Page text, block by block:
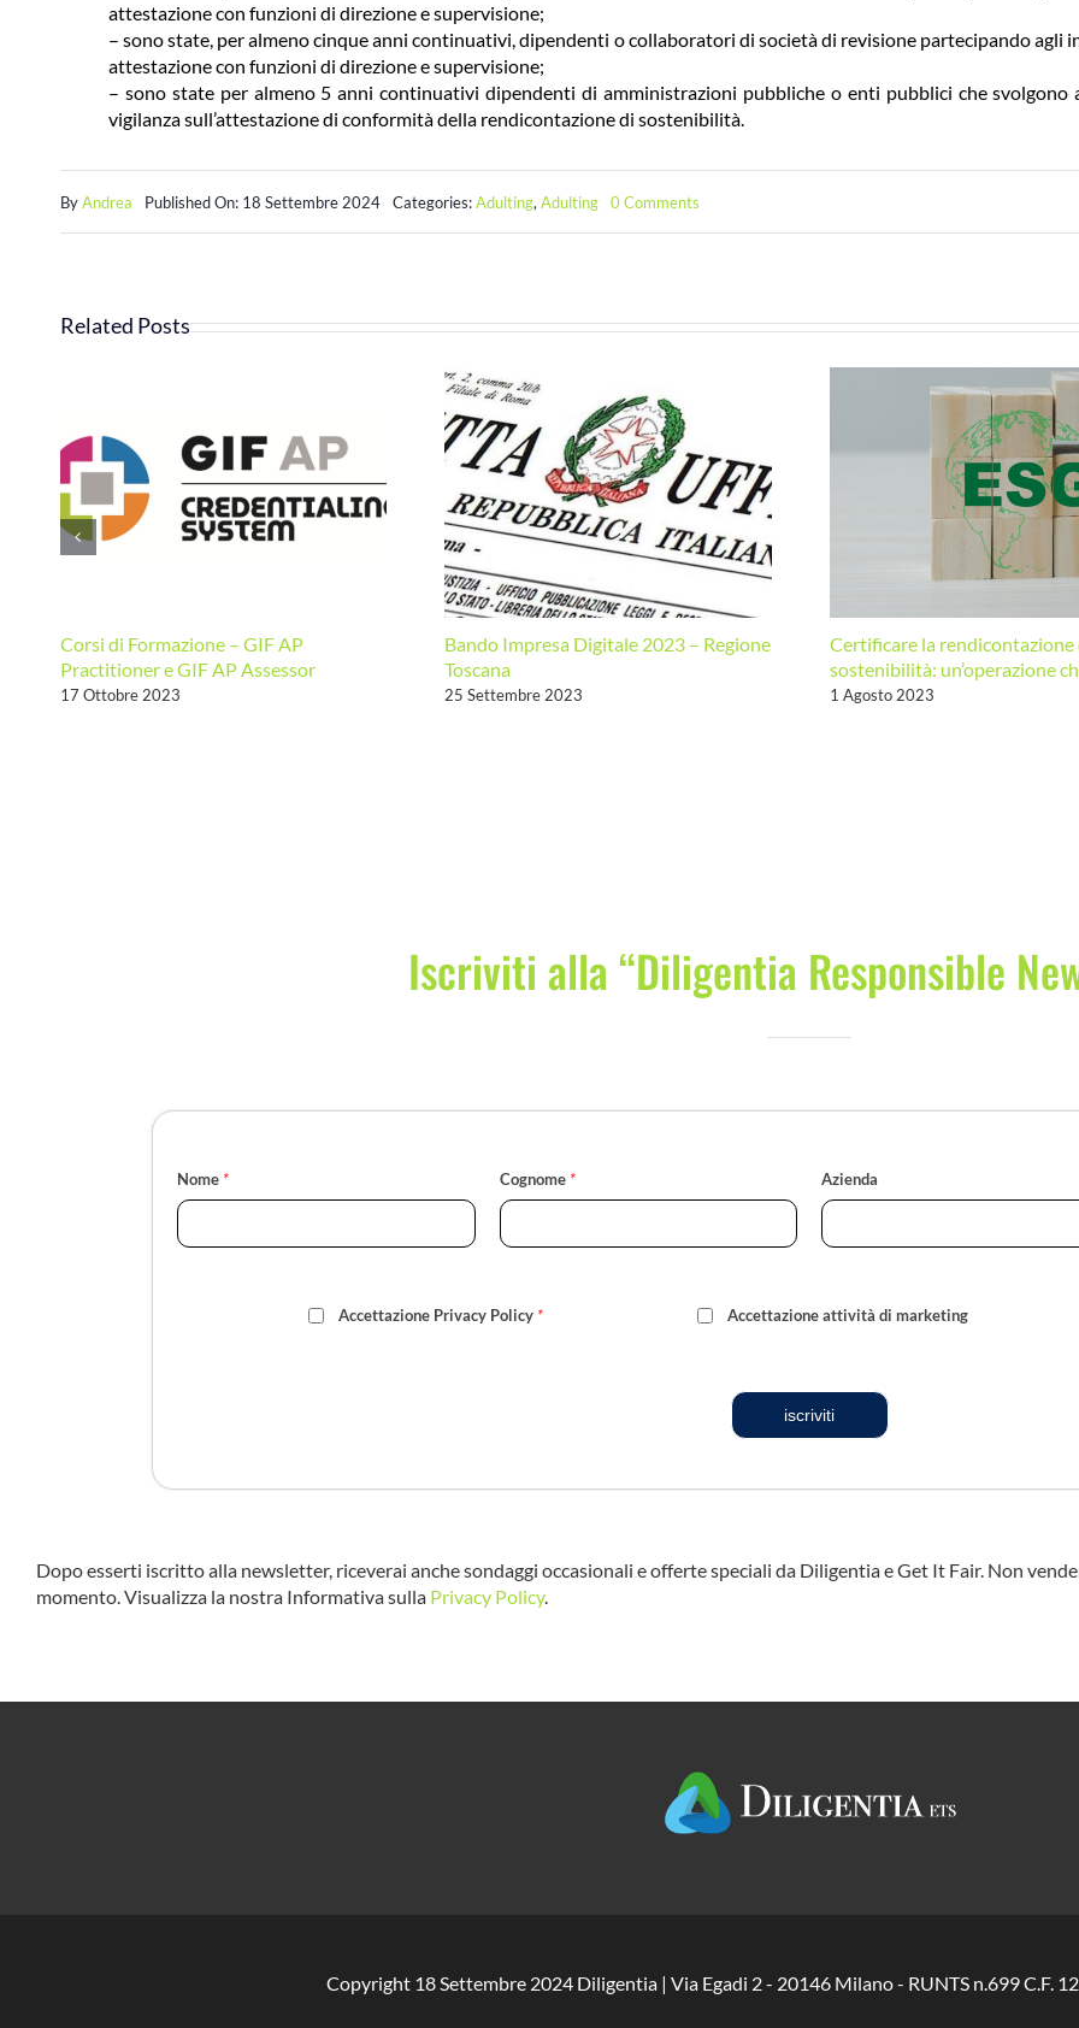
attestazione con funzioni di direzione e supervisione;
– sono state, per almeno cinque anni continuativi, dipendenti o collaboratori di società di revisione partecipando agli
attestazione con funzioni di direzione e supervisione;
– sono state per almeno 5 anni continuativi dipendenti di amministrazioni pubbliche o enti pubblici che svolgono
vigilanza sull’attestazione di conformità della rendicontazione di sostenibilità.
ByAndrea Published On: 18 Settembre 2024 Categories:Adulting, Adulting 0 Commentson
–
passo
Related Posts
Corsi di Formazione – GIF AP
Practitioner e GIF AP Assessor
17 Ottobre 2023
Bando Impresa Digitale 2023 – Regione
Toscana
25 Settembre 2023
Certificare la rendicontazione
sostenibilità: un’operazione
1 Agosto 2023
Iscriviti alla “Diligentia Responsible
Nome * Cognome * Azienda
Accettazione Privacy Policy * Accettazione attività di marketing
iscriviti
Dopo esserti iscritto alla newsletter, riceverai anche sondaggi occasionali e offerte speciali da Diligentia e Get It Fair. Non
momento. Visualizza la nostra Informativa sulla Privacy Policy.
Copyright 18 Settembre 2024 Diligentia | Via Egadi 2 - 20146 Milano - RUNTS n.699 C.F.